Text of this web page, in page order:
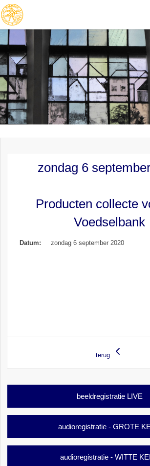
zondag 6
Producten collecte
Voedselbank
Datum: zondag 6 september 2020
terug
beeldregistratie LIVE
audioregistratie - GROTE
audioregistratie - WITTE